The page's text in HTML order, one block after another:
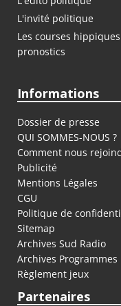
L'invité politique
Les courses
pronostics
Informations
Dossier de presse
QUI SOMMES-NOUS ?
Comment nous
Publicité
Mentions Légales
CGU
Politique de
Sitemap
Archives Sud Radio
Archives Programmes
Règlement jeux
Partenaires